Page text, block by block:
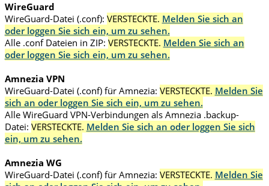
WireGuard
WireGuard-Datei (.conf): VERSTECKTE. Melden Sie sich an
oder loggen Sie sich ein, um zu sehen.
Alle .conf Dateien in ZIP: VERSTECKTE. Melden Sie sich an
oder loggen Sie sich ein, um zu sehen.
Amnezia VPN
WireGuard-Datei (.conf) für Amnezia: VERSTECKTE. Melden Sie
sich an oder loggen Sie sich ein, um zu sehen.
Alle WireGuard VPN-Verbindungen als Amnezia .backup-
Datei: VERSTECKTE. Melden Sie sich an oder loggen Sie sich
ein, um zu sehen.
Amnezia WG
WireGuard-Datei (.conf) für Amnezia: VERSTECKTE. Melden Sie